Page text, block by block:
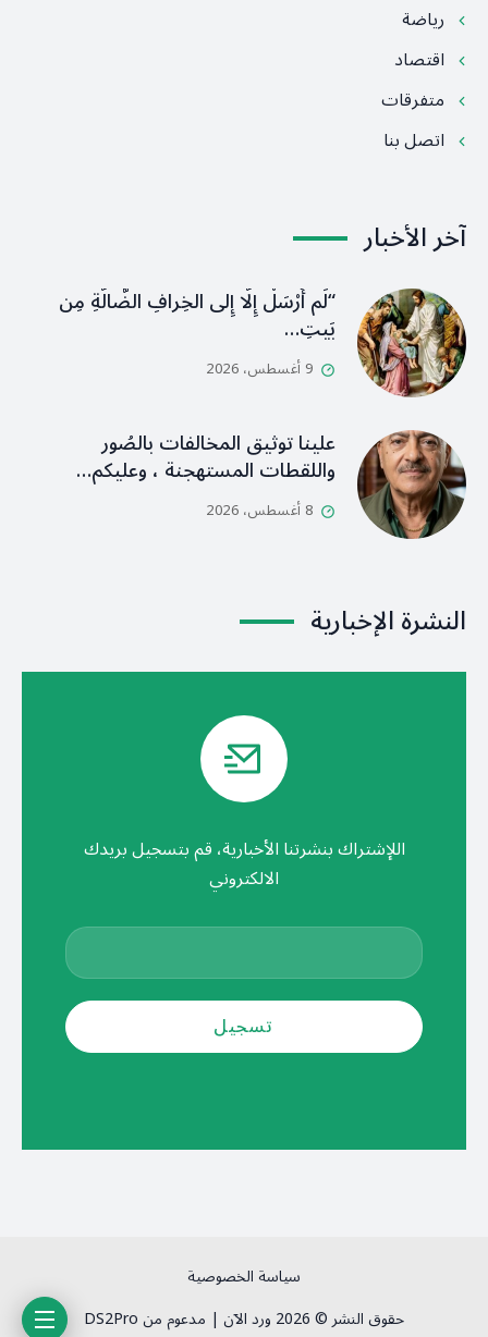
رياضة
اقتصاد
متفرقات
اتصل بنا
آخر الأخبار
“لَم أُرْسَلْ إِلَّا إِلى الخِرافِ الضَّالَّةِ مِن
بَيتِ…
9 أغسطس، 2026
علينا توثيق المخالفات بالصُور
واللقطات المستهجنة ، وعليكم…
8 أغسطس، 2026
النشرة الإخبارية
اللإشتراك بنشرتنا الأخبارية، قم بتسجيل بريدك
الالكتروني
سياسة الخصوصية
حقوق النشر © 2026 ورد الآن | مدعوم من DS2Pro